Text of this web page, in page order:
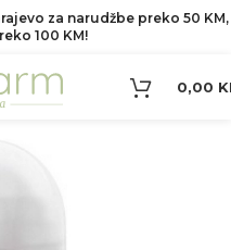
za narudžbe preko 50 KM,
100 KM!
0,00